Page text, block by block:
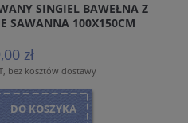
SINGIEL BAWEŁNA Z
SAWANNA 100X150CM
zł
bez kosztów dostawy
DO KOSZYKA